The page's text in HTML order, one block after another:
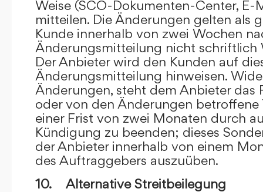
Weise (SCO-Dokumenten-Center, E-
mitteilen. Die Änderungen gelten als
Kunde innerhalb von zwei Wochen
Änderungsmitteilung nicht schriftlich
Der Anbieter wird den Kunden auf
Änderungsmitteilung hinweisen.
Änderungen, steht dem Anbieter das
oder von den Änderungen betroffene
einer Frist von zwei Monaten durch
Kündigung zu beenden; dieses
der Anbieter innerhalb von einem
des Auftraggebers auszuüben.
10. Alternative Streitbeilegung